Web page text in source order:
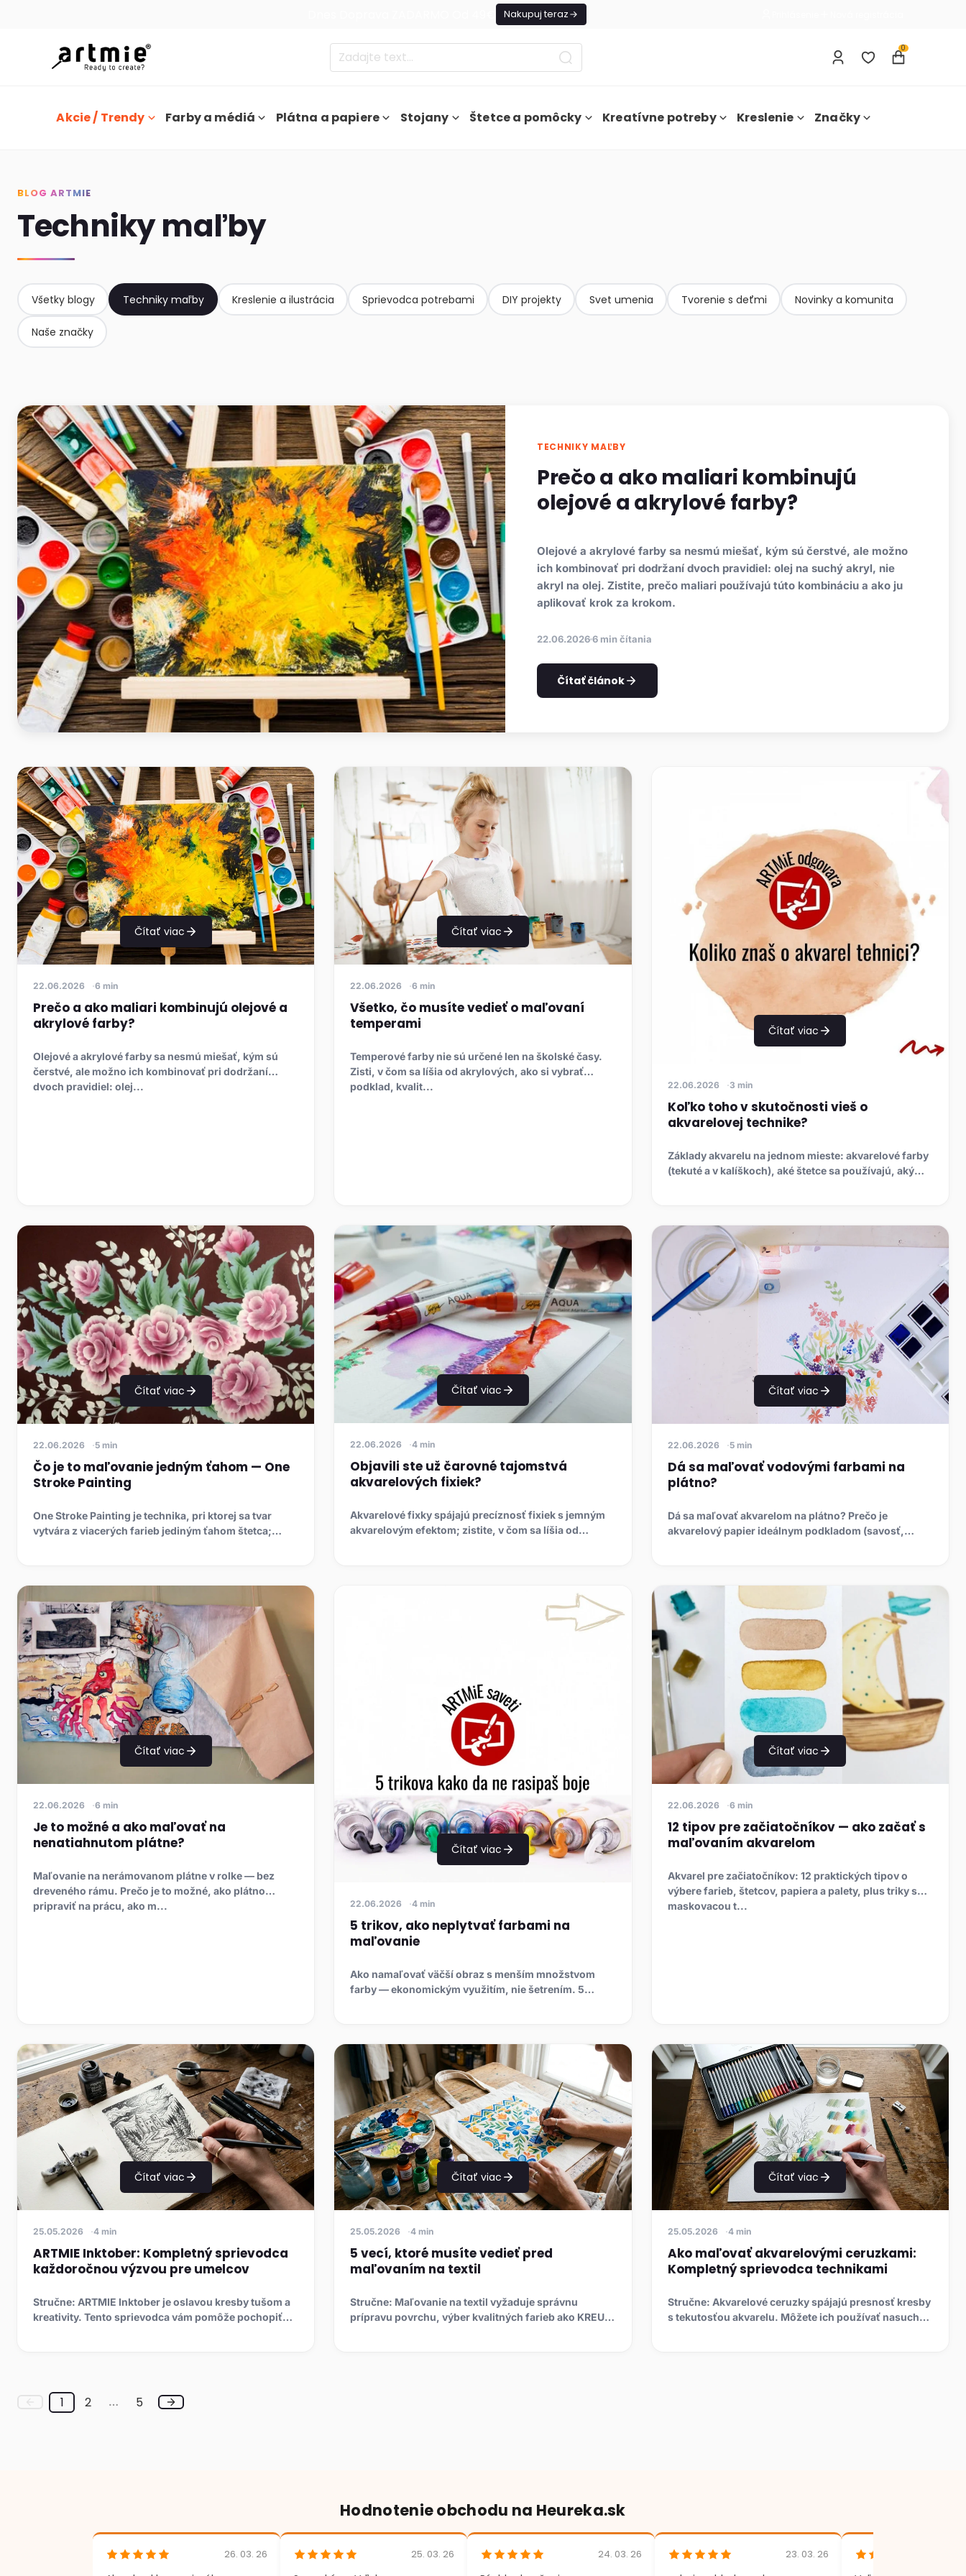
Nakupuj teraz
0
Akcie / Trendy Farby a médiá Plátna a papiere Stojany Štetce a pomôcky Kreatívne potreby Kreslenie Značky
BLOG ARTMIE
Techniky maľby
Všetky blogy Techniky maľby Kreslenie a ilustrácia Sprievodca potrebami DIY projekty Svet umenia Tvorenie s deťmi Novinky a komunita
Naše značky
TECHNIKY MAĽBY
Prečo a ako maliari kombinujú
olejové a akrylové farby?
Olejové a akrylové farby sa nesmú miešať, kým sú čerstvé, ale možno
ich kombinovať pri dodržaní dvoch pravidiel: olej na suchý akryl, nie
akryl na olej. Zistite, prečo maliari používajú túto kombináciu a ako ju
aplikovať krok za krokom.
22.06.20266 min čítania
Čítať článok
Čítať viac
22.06.2026 6 min
Prečo a ako maliari kombinujú olejové a
akrylové farby?
Olejové a akrylové farby sa nesmú miešať, kým sú
čerstvé, ale možno ich kombinovať pri dodržaní
dvoch pravidiel: olej...
Čítať viac
22.06.2026 6 min
Všetko, čo musíte vedieť o maľovaní
temperami
Temperové farby nie sú určené len na školské časy.
Zisti, v čom sa líšia od akrylových, ako si vybrať
podklad, kvalit...
Čítať viac
22.06.2026 3 min
Koľko toho v skutočnosti vieš o
akvarelovej technike?
Základy akvarelu na jednom mieste: akvarelové farby
(tekuté a v kalíškoch), aké štetce sa používajú, aký
Čítať viac
22.06.2026 5 min
Čo je to maľovanie jedným ťahom — One
Stroke Painting
One Stroke Painting je technika, pri ktorej sa tvar
vytvára z viacerých farieb jediným ťahom štetca;
Čítať viac
22.06.2026 4 min
Objavili ste už čarovné tajomstvá
akvarelových fixiek?
Akvarelové fixky spájajú precíznosť fixiek s jemným
akvarelovým efektom; zistite, v čom sa líšia od
Čítať viac
22.06.2026 5 min
Dá sa maľovať vodovými farbami na
plátno?
Dá sa maľovať akvarelom na plátno? Prečo je
akvarelový papier ideálnym podkladom (savosť,
Čítať viac
22.06.2026 6 min
Je to možné a ako maľovať na
nenatiahnutom plátne?
Maľovanie na nerámovanom plátne v rolke — bez
dreveného rámu. Prečo je to možné, ako plátno
pripraviť na prácu, ako m...
Čítať viac
22.06.2026 4 min
5 trikov, ako neplytvať farbami na
maľovanie
Ako namaľovať väčší obraz s menším množstvom
farby — ekonomickým využitím, nie šetrením. 5
Čítať viac
22.06.2026 6 min
12 tipov pre začiatočníkov — ako začať s
maľovaním akvarelom
Akvarel pre začiatočníkov: 12 praktických tipov o
výbere farieb, štetcov, papiera a palety, plus triky s
maskovacou t...
Čítať viac
25.05.2026 4 min
ARTMIE Inktober: Kompletný sprievodca
každoročnou výzvou pre umelcov
Stručne: ARTMIE Inktober je oslavou kresby tušom a
kreativity. Tento sprievodca vám pomôže pochopiť
Čítať viac
25.05.2026 4 min
5 vecí, ktoré musíte vedieť pred
maľovaním na textil
Stručne: Maľovanie na textil vyžaduje správnu
prípravu povrchu, výber kvalitných farieb ako KREUL
Čítať viac
25.05.2026 4 min
Ako maľovať akvarelovými ceruzkami:
Kompletný sprievodca technikami
Stručne: Akvarelové ceruzky spájajú presnosť kresby
s tekutosťou akvarelu. Môžete ich používať nasucho
1 2 … 5
Hodnotenie obchodu na Heureka.sk
26. 03. 26 25. 03. 26 24. 03. 26 23. 03. 26